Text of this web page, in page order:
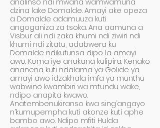
analinso ndi mwana wamwamuna
dzina lake Domalde. Amayi ake opeza
a Domalde adamuuza kuti
angoganiza za tsoka. Ana aamuna a
Visbur ali ndi zaka khumi ndi ziwiri ndi
khumi ndi zitatu, adabwera ku
Domalde ndikufunsa dipo la amayi
awo. Koma iye anakana kulipira. Kenako
ananena kuti ndalama ya Golide ya
amayi awo idzakhala imfa ya munthu
wabwino kwambiri wa mtundu wake,
ndipo anapita kwawo.
Anatembenukiranso kwa sing’angayo
n’kumupempha kuti akonze kuti aphe
bambo awo. Ndipo mfiti Hulda